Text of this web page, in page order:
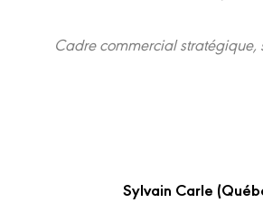
Cadre commercial stratégique,
Sylvain Carle